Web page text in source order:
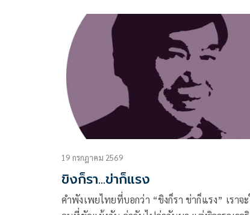
19 กรกฎาคม 2569
ขิงก็รา...ข่าก็แรง
คำพังเพยไทยที่บอกว่า “ขิงก็รา ข่าก็แรง” เราจ